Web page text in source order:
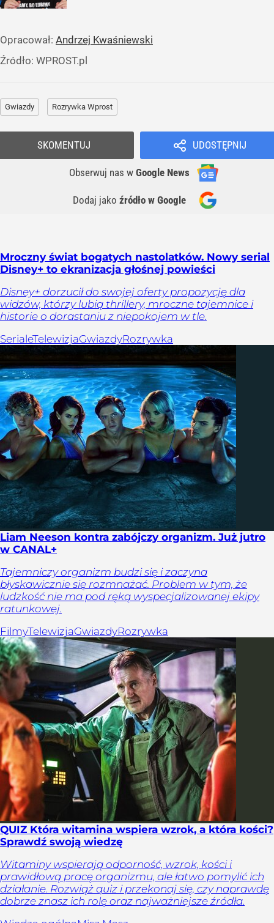
Opracował: Andrzej Kwaśniewski
Źródło: WPROST.pl
Gwiazdy Rozrywka Wprost
UDOSTĘPNIJ
Obserwuj nas w Google News
Dodaj jako źródło w Google
SKOMENTUJ
Mroczny świat bogatych nastolatków. Nowy serial
Disney+ to ekranizacja głośnej powieści
Disney+ dorzucił do swojej oferty propozycję dla
widzów, którzy lubią thrillery, mroczne tajemnice i
historie o dorastaniu z niepokojem w tle.
SerialeTelewizjaGwiazdyRozrywka
Liam Neeson kontra zabójczy organizm. Już jutro
w CANAL+
Tajemniczy organizm budzi się i zaczyna
błyskawicznie się rozmnażać. Problem w tym, że
ludzkość nie ma pod ręką wyspecjalizowanej ekipy
ratunkowej.
FilmyTelewizjaGwiazdyRozrywka
QUIZ Która witamina wspiera wzrok, a która kości?
Sprawdź swoją wiedzę
Witaminy wspierają odporność, wzrok, kości i
prawidłową pracę organizmu, ale łatwo pomylić ich
działanie. Rozwiąż quiz i przekonaj się, czy naprawdę
dobrze znasz ich rolę oraz najważniejsze źródła.